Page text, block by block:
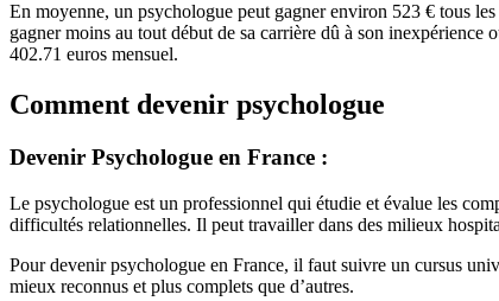
En moyenne, un psychologue peut gagner environ 523 € tous
gagner moins au tout début de sa carrière dû à son inexpérience
402.71 euros mensuel.
Comment devenir psychologue
Devenir Psychologue en France :
Le psychologue est un professionnel qui étudie et évalue les
difficultés relationnelles. Il peut travailler dans des milieux
Pour devenir psychologue en France, il faut suivre un cursus
mieux reconnus et plus complets que d’autres.